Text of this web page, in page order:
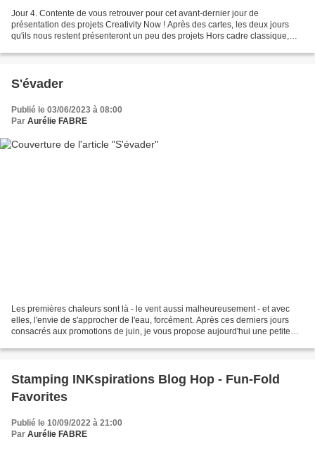
Jour 4. Contente de vous retrouver pour cet avant-dernier jour de
présentation des projets Creativity Now ! Après des cartes, les deux jours
qu'ils nous restent présenteront un peu des projets Hors cadre classique,
S'évader
Publié le 03/06/2023 à 08:00
Par Aurélie FABRE
Les premières chaleurs sont là - le vent aussi malheureusement - et avec
elles, l'envie de s'approcher de l'eau, forcément. Après ces derniers jours
consacrés aux promotions de juin, je vous propose aujourd'hui une petite
Stamping INKspirations Blog Hop - Fun-Fold
Favorites
Publié le 10/09/2022 à 21:00
Par Aurélie FABRE